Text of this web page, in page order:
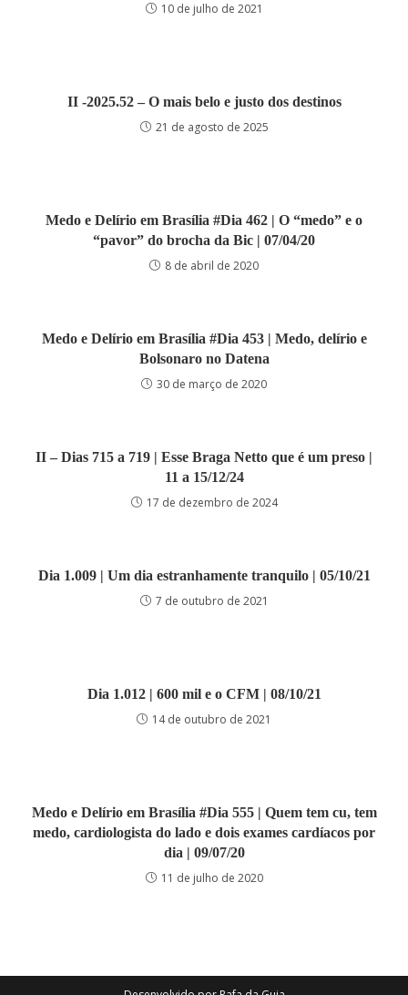
10 de julho de 2021
II -2025.52 – O mais belo e justo dos destinos
21 de agosto de 2025
Medo e Delírio em Brasília #Dia 462 | O “medo” e o
“pavor” do brocha da Bic | 07/04/20
8 de abril de 2020
Medo e Delírio em Brasília #Dia 453 | Medo, delírio e
Bolsonaro no Datena
30 de março de 2020
II – Dias 715 a 719 | Esse Braga Netto que é um preso |
11 a 15/12/24
17 de dezembro de 2024
Dia 1.009 | Um dia estranhamente tranquilo | 05/10/21
7 de outubro de 2021
Dia 1.012 | 600 mil e o CFM | 08/10/21
14 de outubro de 2021
Medo e Delírio em Brasília #Dia 555 | Quem tem cu, tem
medo, cardiologista do lado e dois exames cardíacos por
dia | 09/07/20
11 de julho de 2020